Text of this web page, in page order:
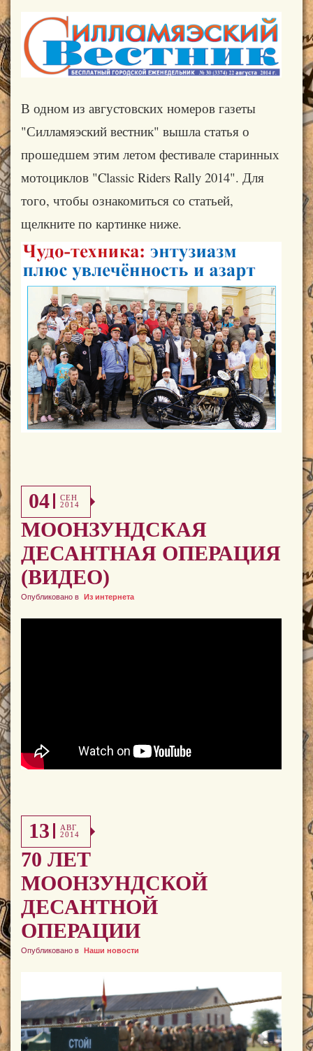
В одном из августовских номеров газеты
"Силламяэский вестник" вышла статья о
прошедшем этим летом фестивале старинных
мотоциклов "Classic Riders Rally 2014". Для
того, чтобы ознакомиться со статьей,
щелкните по картинке ниже.
04
СЕН
2014
МООНЗУНДСКАЯ
ДЕСАНТНАЯ ОПЕРАЦИЯ
(ВИДЕО)
Опубликовано в Из интернета
13
АВГ
2014
70 ЛЕТ
МООНЗУНДСКОЙ
ДЕСАНТНОЙ
ОПЕРАЦИИ
Опубликовано в Наши новости